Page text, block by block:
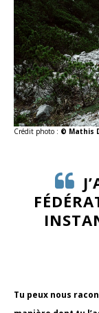
Crédit photo : © Mathis
Tu peux nous